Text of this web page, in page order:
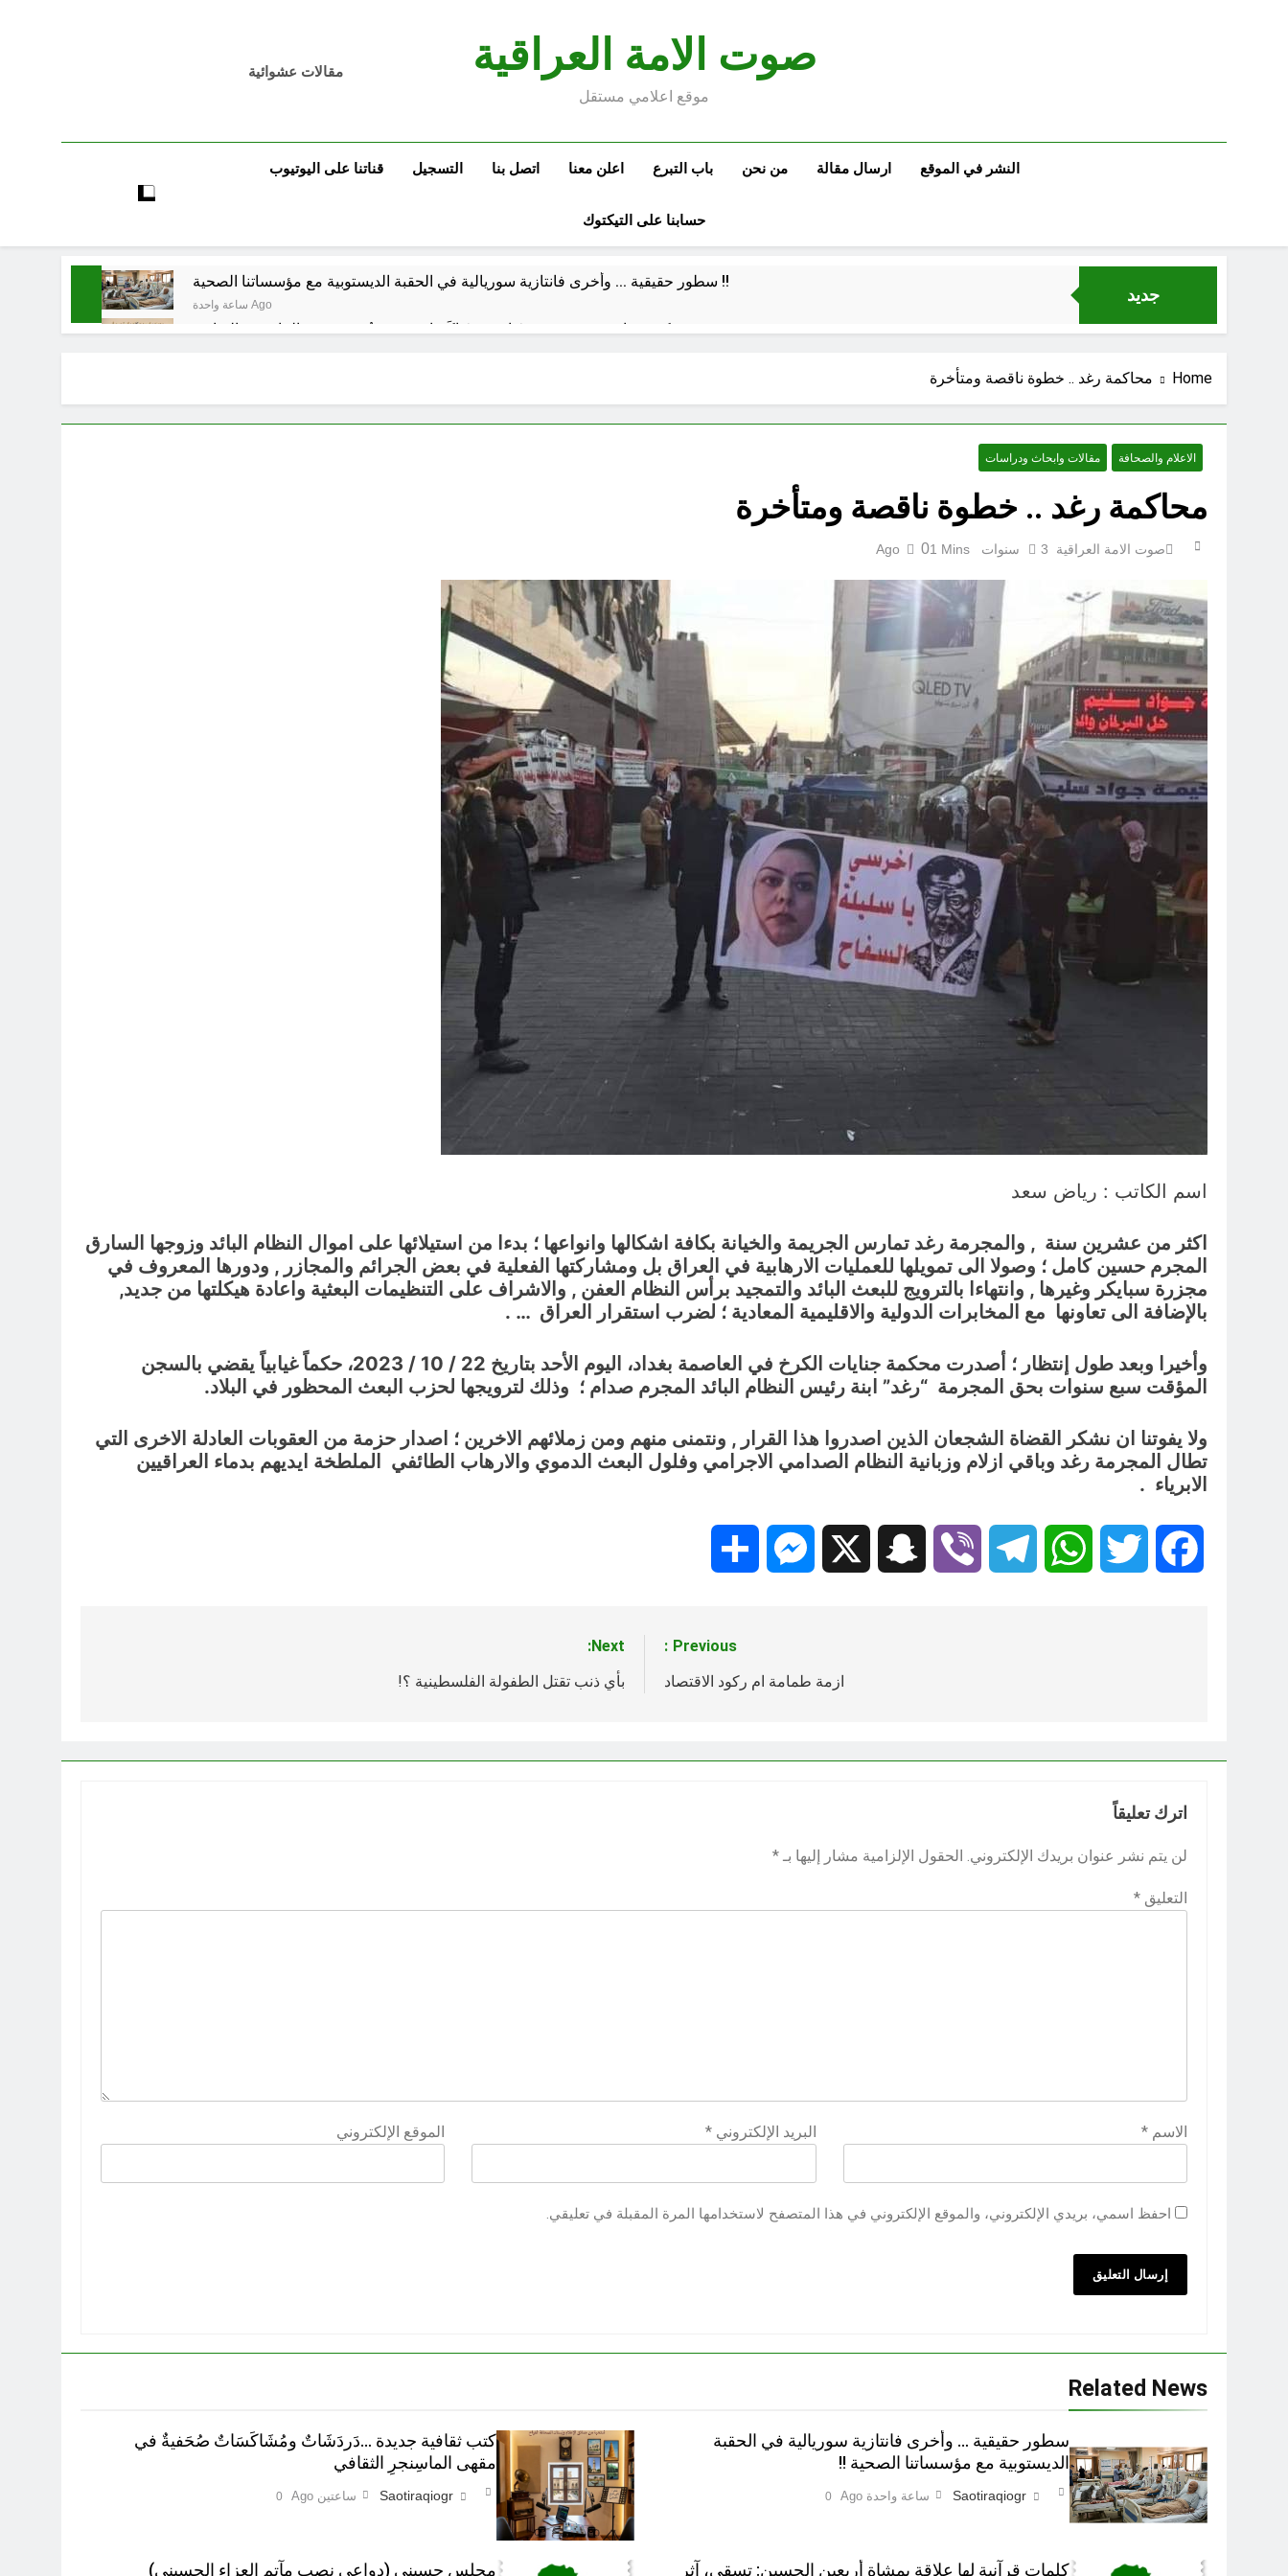
صوت الامة العراقية
موقع اعلامي مستقل
مقالات عشوائية
النشر في الموقع ارسال مقالة من نحن باب التبرع اعلن معنا اتصل بنا التسجيل قناتنا على اليوتيوب
حسابنا على التيكتوك
جديد
سطور حقيقية … وأخرى فانتازية سوريالية في الحقبة الديستوبية مع مؤسساتنا الصحية !!
ساعة واحدة Ago
كتب ثقافية جديدة …دَردَشَاتٌ ومُشَاكَسَاتٌ صُحَفيةٌ في مقهى الماسِنجرِ الثقافي
كلمات قرآنية لها علاقة بمشاة أربعين الحسين: تسقي، آثر (ح 11) مجلس حسيني (دواعي نصب مآتم العزاء الحسيني)
عْاشُورْاءُالسَّنَةُ الثَّالِثةَ عشَرَة(٢٢)[إِنتفاضةُ صفَر…تمرُّدٌ حُسَينيٌّ][ب]
ماذا لو كان المدير اقوى من الوزير ؟
Home محاكمة رغد .. خطوة ناقصة ومتأخرة
الاعلام والصحافة مقالات وابحاث ودراسات
محاكمة رغد .. خطوة ناقصة ومتأخرة
صوت الامة العراقية 3 سنوات Ago 01 Mins
اسم الكاتب : رياض سعد
اكثر من عشرين سنة , والمجرمة رغد تمارس الجريمة والخيانة بكافة اشكالها وانواعها ؛ بدءا من استيلائها على اموال النظام البائد وزوجها السارق
المجرم حسين كامل ؛ وصولا الى تمويلها للعمليات الارهابية في العراق بل ومشاركتها الفعلية في بعض الجرائم والمجازر , ودورها المعروف في
مجزرة سبايكر وغيرها , وانتهاءا بالترويج للبعث البائد والتمجيد برأس النظام العفن , والاشراف على التنظيمات البعثية واعادة هيكلتها من جديد,
بالإضافة الى تعاونها مع المخابرات الدولية والاقليمية المعادية ؛ لضرب استقرار العراق … .
وأخيرا وبعد طول إنتظار ؛ أصدرت محكمة جنايات الكرخ في العاصمة بغداد، اليوم الأحد بتاريخ 22 / 10 / 2023،
حكماً غيابياً يقضي بالسجن
المؤقت سبع سنوات بحق المجرمة “رغد” ابنة رئيس النظام البائد المجرم صدام ؛ وذلك لترويجها لحزب البعث المحظور في البلاد.
ولا يفوتنا ان نشكر القضاة الشجعان الذين اصدروا هذا القرار , ونتمنى منهم ومن زملائهم الاخرين ؛ اصدار حزمة من العقوبات العادلة الاخرى التي
تطال المجرمة رغد وباقي ازلام وزبانية النظام الصدامي الاجرامي وفلول البعث الدموي والارهاب الطائفي الملطخة ايديهم بدماء العراقيين
الابرياء .
Facebook
Twitter
WhatsApp
Telegram
Viber
Snapchat
Messenger
Previous:
ازمة طمامة ام ركود الاقتصاد
Next:
بأي ذنب تقتل الطفولة الفلسطينية ؟!
اترك تعليقاً
لن يتم نشر عنوان بريدك الإلكتروني. الحقول الإلزامية مشار إليها بـ *
التعليق *
الاسم * البريد الإلكتروني* الموقع الإلكتروني
احفظ اسمي، بريدي الإلكتروني، والموقع الإلكتروني في هذا المتصفح لاستخدامها المرة المقبلة في تعليقي.
Related News
سطور حقيقية … وأخرى فانتازية سوريالية في الحقبة
الديستوبية مع مؤسساتنا الصحية !!
Saotiraqiogr ساعة واحدة Ago 0
كتب ثقافية جديدة …دَردَشَاتٌ ومُشَاكَسَاتٌ صُحَفيةٌ في
مقهى الماسِنجرِ الثقافي
Saotiraqiogr ساعتين Ago 0
كلمات قرآنية لها علاقة بمشاة أربعين الحسين: تسقي، آثر مجلس حسيني (دواعي نصب مآتم العزاء الحسيني)